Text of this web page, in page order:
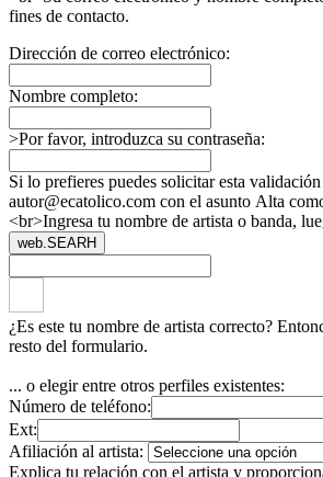
fines de contacto.
Dirección de correo electrónico:
Nombre completo:
>Por favor, introduzca su contraseña:
Si lo prefieres puedes solicitar esta validación
autor@ecatolico.com con el asunto Alta
<br>Ingresa tu nombre de artista o banda,
web.SEARH
¿Es este tu nombre de artista correcto?
resto del formulario.
... o elegir entre otros perfiles existentes:
Número de teléfono:
Ext:
Afiliación al artista:
Explica tu relación con el artista y